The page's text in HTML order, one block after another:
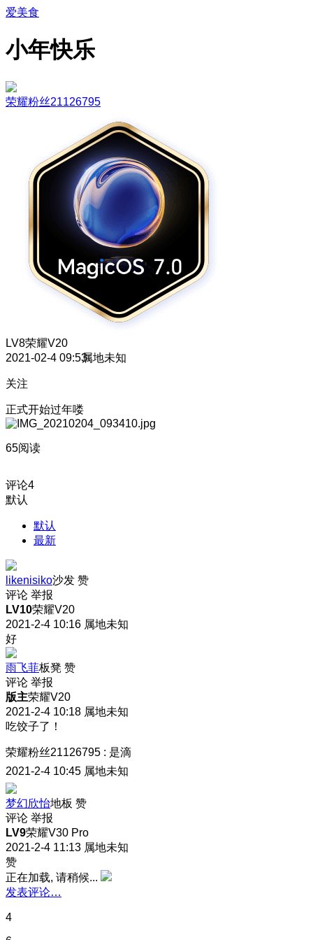
爱美食
小年快乐
荣耀粉丝21126795
LV8荣耀V20
2021-02-4 09:53属地未知
关注
正式开始过年喽
65阅读
评论4
默认
默认
最新
likenisiko沙发 赞
评论 举报
LV10荣耀V20
2021-2-4 10:16 属地未知
好
雨飞菲板凳 赞
评论 举报
版主荣耀V20
2021-2-4 10:18 属地未知
吃饺子了！
荣耀粉丝21126795 : 是滴
2021-2-4 10:45 属地未知
梦幻欣怡地板 赞
评论 举报
LV9荣耀V30 Pro
2021-2-4 11:13 属地未知
赞
正在加载, 请稍候...
发表评论…
4